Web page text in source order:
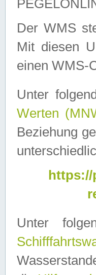
Der WMS
Mit diesen
einen WMS-
Unter
Werten
Beziehung
Unter